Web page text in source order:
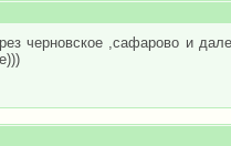
черновское ,сафарово и